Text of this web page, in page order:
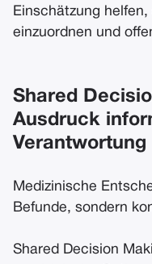
Einschätzung
einzuordnen und
Shared
Ausdruck
Verantwortung
Medizinische
Befunde, sondern
Shared Decision